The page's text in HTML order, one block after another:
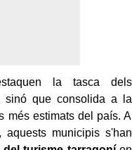
la tasca dels
sinó que consolida a la
més estimats del país. A
aquests municipis s'han